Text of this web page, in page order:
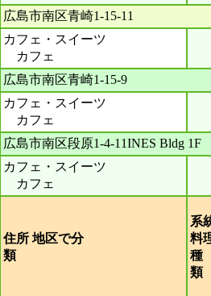
広島市南区青崎1-15-11
カフェ・スイーツ
カフェ
広島市南区青崎1-15-9
カフェ・スイーツ
カフェ
広島市南区段原1-4-11INES Bldg 1F
カフェ・スイーツ
カフェ
住所 地区で分
類
系
料
種